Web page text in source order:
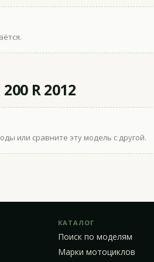
R 2012
или сравните эту модель с другой.
КАТАЛОГ
Поиск по моделям
Марки мотоциклов